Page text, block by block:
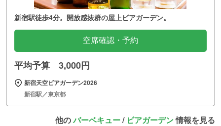
新宿駅徒歩4分。開放感抜群の屋上ビアガーデン。
空席確認・予約
平均予算 3,000円
新宿天空ビアガーデン2026
新宿駅／東京都
他のバーベキュー/ ビアガーデン情報を見る